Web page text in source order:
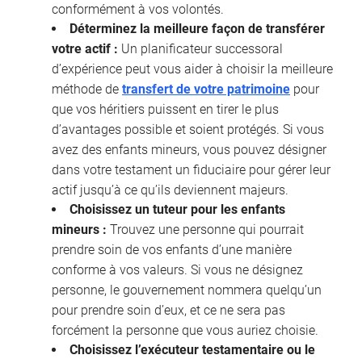
conformément à vos volontés.
Déterminez la meilleure façon de transférer
votre actif : Un planificateur successoral
d’expérience peut vous aider à choisir la meilleure
méthode de transfert de votre patrimoine pour
que vos héritiers puissent en tirer le plus
d’avantages possible et soient protégés. Si vous
avez des enfants mineurs, vous pouvez désigner
dans votre testament un fiduciaire pour gérer leur
actif jusqu’à ce qu’ils deviennent majeurs.
Choisissez un tuteur pour les enfants
mineurs : Trouvez une personne qui pourrait
prendre soin de vos enfants d’une manière
conforme à vos valeurs. Si vous ne désignez
personne, le gouvernement nommera quelqu’un
pour prendre soin d’eux, et ce ne sera pas
forcément la personne que vous auriez choisie.
Choisissez l’exécuteur testamentaire ou le